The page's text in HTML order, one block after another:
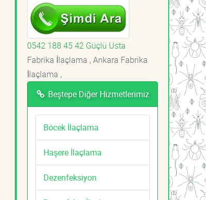
0542 188 45 42 Güçlü Usta
Fabrika İlaçlama , Ankara Fabrika
İlaçlama ,
Beştepe Diğer Hizmetlerimiz
Böcek İlaçlama
Haşere İlaçlama
Dezenfeksiyon